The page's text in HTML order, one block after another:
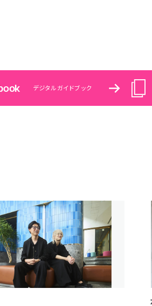
デジタルガイドブック